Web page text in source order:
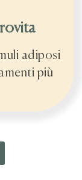
adiposi
più